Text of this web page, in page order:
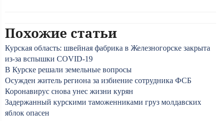
Похожие статьи
Курская область: швейная фабрика в Железногорске закрыта
из-за вспышки COVID-19
В Курске решали земельные вопросы
Осужден житель региона за избиение сотрудника ФСБ
Коронавирус снова унес жизни курян
Задержанный курскими таможенниками груз молдавских
яблок опасен